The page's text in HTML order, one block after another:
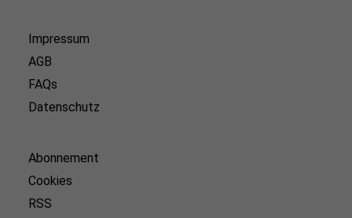
Impressum
AGB
FAQs
Datenschutz
Abonnement
Cookies
RSS